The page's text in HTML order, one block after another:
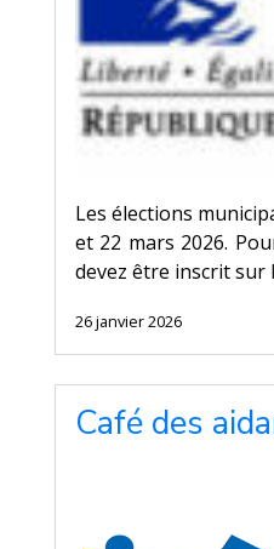
Les élections
et 22 mars 2026.
devez être inscrit sur
26 janvier 2026
Café des